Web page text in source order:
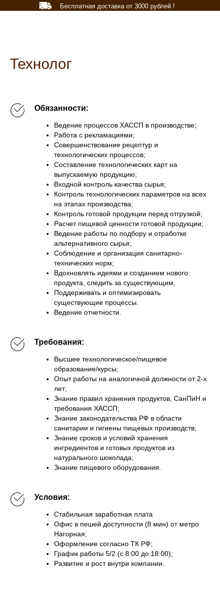
Бесплатная доставка от 3000 рублей !
Технолог
Обязанности:
Ведение процессов ХАССП в производстве;
Работа с рекламациями;
Совершенствование рецептур и
технологических процессов;
Составление технологических карт на
выпускаемую продукцию;
Входной контроль качества сырья;
Контроль технологических параметров на всех
на этапах производства;
Контроль готовой продукции перед отгрузкой;
Расчет пищевой ценности готовой продукции;
Ведение работы по подбору и отработке
альтернативного сырья;
Соблюдение и организация санитарно-
технических норм;
Вдохновлять идеями и созданием нового
продукта, следить за существующим,
Поддерживать и оптимизировать
существующие процессы.
Ведение отчетности.
Требования:
Высшее технологическое/пищевое
образование/курсы;
Опыт работы на аналогичной должности от 2-х
лет;
Знание правил хранения продуктов, СанПиН и
требования ХАССП;
Знание законодательства РФ в области
санитарии и гигиены пищевых производств;
Знание сроков и условий хранения
ингредиентов и готовых продуктов из
натурального шоколада;
Знание пищевого оборудования.
Условия:
Стабильная заработная плата
Офис в пешей доступности (8 мин) от метро
Нагорная;
Оформление согласно ТК РФ;
График работы 5/2 (с 8:00 до 18:00);
Развитие и рост внутри компании.